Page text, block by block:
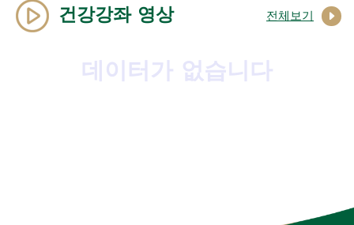
건강강좌 영상 전체보기
데이터가 없습니다